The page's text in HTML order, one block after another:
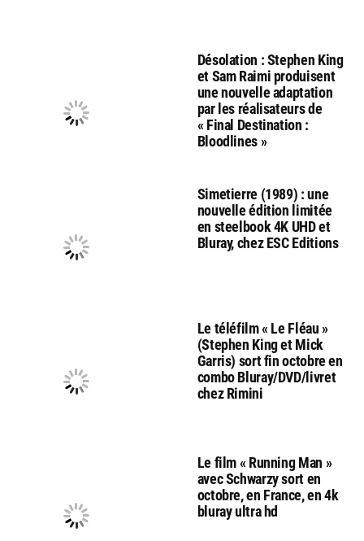
Désolation : Stephen King
et Sam Raimi produisent
une nouvelle adaptation
par les réalisateurs de
« Final Destination :
Bloodlines »
Simetierre (1989) : une
nouvelle édition limitée
en steelbook 4K UHD et
Bluray, chez ESC Editions
Le téléfilm « Le Fléau »
(Stephen King et Mick
Garris) sort fin octobre en
combo Bluray/DVD/livret
chez Rimini
Le film « Running Man »
avec Schwarzy sort en
octobre, en France, en 4k
bluray ultra hd